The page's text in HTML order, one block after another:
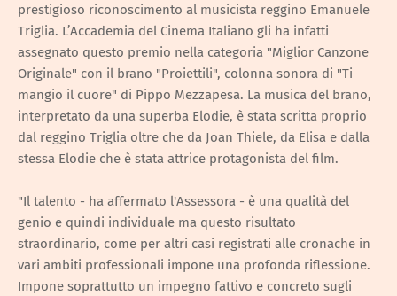
prestigioso riconoscimento al musicista reggino Emanuele
Triglia. L’Accademia del Cinema Italiano gli ha infatti
assegnato questo premio nella categoria "Miglior Canzone
Originale" con il brano "Proiettili", colonna sonora di "Ti
mangio il cuore" di Pippo Mezzapesa. La musica del brano,
interpretato da una superba Elodie, è stata scritta proprio
dal reggino Triglia oltre che da Joan Thiele, da Elisa e dalla
stessa Elodie che è stata attrice protagonista del film.
"Il talento - ha affermato l'Assessora - è una qualità del
genio e quindi individuale ma questo risultato
straordinario, come per altri casi registrati alle cronache in
vari ambiti professionali impone una profonda riflessione.
Impone soprattutto un impegno fattivo e concreto sugli